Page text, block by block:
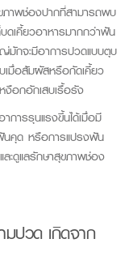
าพช่องปากที่สามารถพบ
ดเคี้ยวอาหารมากกว่าฟัน
กจะมีอาการปวดแบบตุบ
เมื่อสัมผัสหรือกัดเคี้ยว
อกอักเสบเรื้อรัง
การรุนแรงขึ้นได้เมื่อมี
นคุด หรือการแปรงฟัน
ะดูแลรักษาสุขภาพช่อง
ปวด เกิดจาก